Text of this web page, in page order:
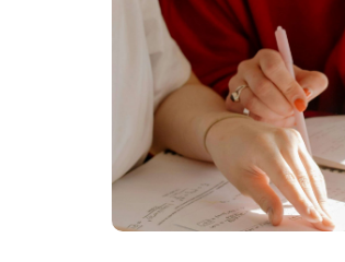
Lost your password?